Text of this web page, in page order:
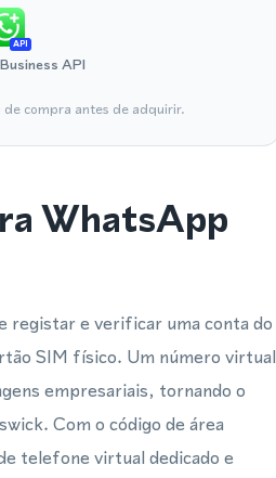
API
API
compra antes de adquirir.
WhatsApp
registar e verificar uma conta do
SIM físico. Um número virtual
empresariais, tornando o
Com o código de área
telefone virtual dedicado e